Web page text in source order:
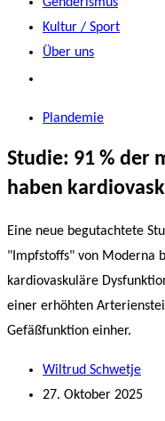
Genderismus
Kultur / Sport
Über uns
Plandemie
Studie: 91 % der
haben
Eine neue begutachtete
"Impfstoffs" von Moderna
kardiovaskuläre
einer erhöhten
Gefäßfunktion einher.
Wiltrud Schwetje
27. Oktober 2025